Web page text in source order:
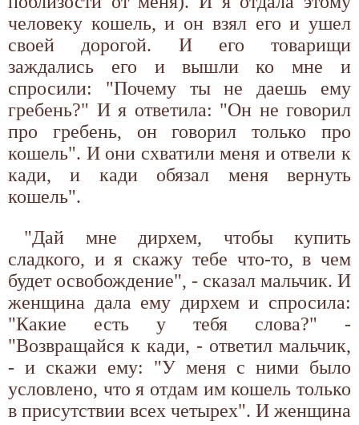
человеку кошель, и он взял его и ушел
своей дорогой. И его товарищи
заждались его и вышли ко мне и
спросили: "Почему ты не даешь ему
гребень?" И я ответила: "Он не говорил
про гребень, он говорил только про
кошель". И они схватили меня и отвели к
кади, и кади обязал меня вернуть
кошель".
"Дай мне дирхем, чтобы купить
сладкого, и я скажу тебе что-то, в чем
будет освобождение", - сказал мальчик. И
женщина дала ему дирхем и спросила:
"Какие есть у тебя слова?" -
"Возвращайся к кади, - ответил мальчик,
- и скажи ему: "У меня с ними было
условлено, что я отдам им кошель только
в присутствии всех четырех". И женщина